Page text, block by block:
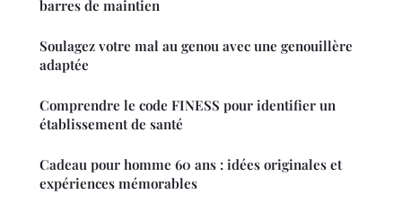
barres de maintien
Soulagez votre mal au genou avec une genouillère
adaptée
Comprendre le code FINESS pour identifier un
établissement de santé
Cadeau pour homme 60 ans : idées originales et
expériences mémorables